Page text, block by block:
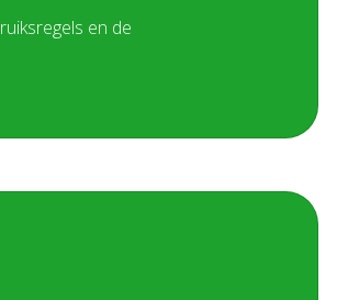
en de